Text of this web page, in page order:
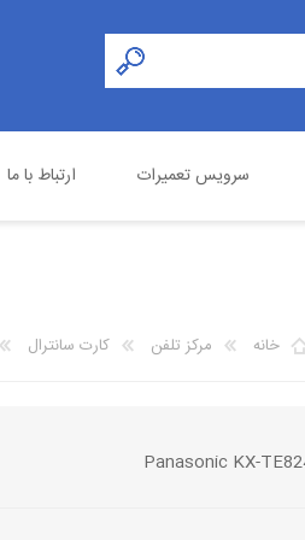
سرویس تعمیرات ارتباط با ما
خانه مرکز تلفن کارت سانترال
Panasonic KX-